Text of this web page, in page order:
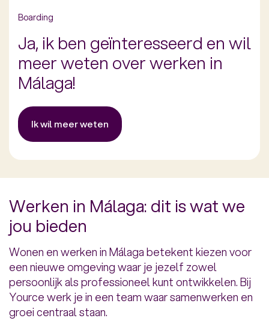
Boarding
Ja, ik ben geïnteresseerd en wil
meer weten over werken in
Málaga!
Ik wil meer weten
Werken in Málaga: dit is wat we
jou bieden
Wonen en werken in Málaga betekent kiezen voor
een nieuwe omgeving waar je jezelf zowel
persoonlijk als professioneel kunt ontwikkelen. Bij
Yource werk je in een team waar samenwerken en
groei centraal staan.